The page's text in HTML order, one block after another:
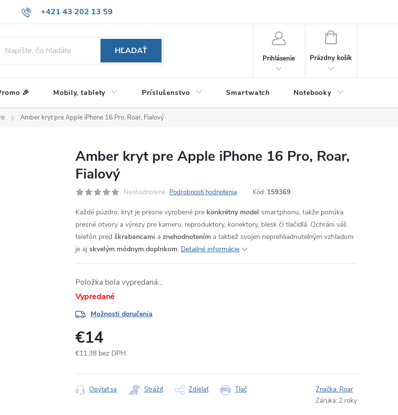
+421 43 202 13 59
HĽADAŤ
Prihlásenie
NÁKUPNÝ
Prázdny košík
🎉 Mobily, tablety Príslušenstvo Smartwatch Notebooky
Amber kryt pre Apple iPhone 16 Pro, Roar, Fialový
Amber kryt pre Apple iPhone 16 Pro, Roar,
Fialový
Neohodnotené Podrobnosti hodnotenia Kód: 159369
Každé púzdro, kryt je presne vyrobené pre konkrétny model smartphonu, takže ponúka
presné otvory a výrezy pre kameru, reproduktory, konektory, blesk či tlačidlá. Ochráni váš
telefón pred škrabancami a znehodnotením a taktiež svojim neprehliadnuteľným vzhľadom
je aj skvelým módnym doplnkom. Detailné informácie
Položka bola vypredaná…
Vypredané
Možnosti doručenia
€14
€11,38 bez DPH
cena:
Tlač
Opýtať sa Strážiť Zdieľať Značka: Roar
Záruka: 2 roky